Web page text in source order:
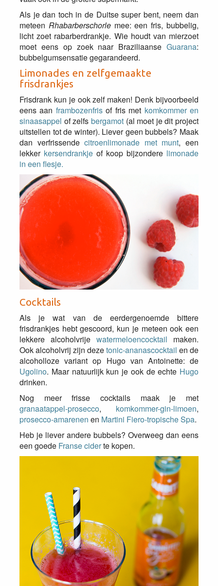
Als je dan toch in de Duitse super bent, neem dan
meteen Rhabarberschorle mee: een fris, bubbelig,
licht zoet rabarberdrankje. Wie houdt van mierzoet
moet eens op zoek naar Braziliaanse Guarana:
bubbelgumsensatie gegarandeerd.
Limonades en zelfgemaakte
frisdrankjes
Frisdrank kun je ook zelf maken! Denk bijvoorbeeld
eens aan frambozenfrisof fris met komkommer en
sinaasappel of zelfs bergamot(al moet je dit project
uitstellen tot de winter). Liever geen bubbels? Maak
dan verfrissendecitroenlimonade met munt, een
lekker kersendrankje of koop bijzondere limonade
in een flesje.
Cocktails
Als je wat van de eerdergenoemde bittere
frisdrankjes hebt gescoord, kun je meteen ook een
lekkere alcoholvrije watermeloencocktail maken.
Ook alcoholvrij zijn dezetonic-ananascocktail en de
alcoholloze variant op Hugo van Antoinette: de
Ugolino. Maar natuurlijk kun je ook de echte Hugo
drinken.
Nog meer frisse cocktails maak je met
granaatappel-prosecco, komkommer-gin-limoen,
prosecco-amarenen en Martini Fiero-tropische Spa.
Heb je liever andere bubbels? Overweeg dan eens
een goede Franse ciderte kopen.